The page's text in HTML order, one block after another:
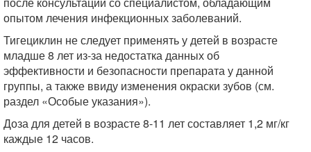
опытом лечения инфекционных заболеваний.
Тигециклин не следует применять у детей в возрасте
младше 8 лет из-за недостатка данных об
эффективности и безопасности препарата у данной
группы, а также ввиду изменения окраски зубов (см.
раздел «Особые указания»).
Доза для детей в возрасте 8-11 лет составляет 1,2 мг/кг
каждые 12 часов.